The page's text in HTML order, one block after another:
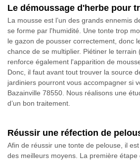
Le démoussage d'herbe pour
La mousse est l’un des grands ennemis
se forme par l'humidité. Une tonte trop
le gazon de pousser correctement, donc
chance de se multiplier. Piétiner le terrain
renforce également l'apparition de
Donc, il faut avant tout trouver la source
jardiniers pourront vous accompagner si
Bazainville 78550. Nous réalisons une
d’un bon traitement.
Réussir une réfection de
Afin de réussir une tonte de pelouse, il
des meilleurs moyens. La première